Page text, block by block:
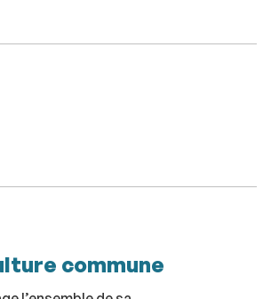
commune